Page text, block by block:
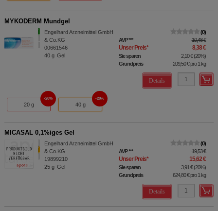
MYKODERM Mundgel
Engelhard Arzneimittel GmbH
& Co.KG
00661546
40 g Gel
0
AVP*** 10,48 €
Unser Preis* 8,38 €
Sie sparen 2,10 €(20%)
Grundpreis
209,50 €pro 1 kg
Details
20 g
20%
40 g
20%
MICASAL 0,1%iges Gel
Engelhard Arzneimittel GmbH
& Co.KG
19899210
25 g Gel
0
AVP*** 19,53 €
Unser Preis* 15,62 €
Sie sparen 3,91 €(20%)
Grundpreis
624,80 €pro 1 kg
Details